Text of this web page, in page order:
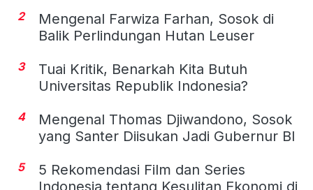
2
Mengenal Farwiza Farhan, Sosok di
Balik Perlindungan Hutan Leuser
3
Tuai Kritik, Benarkah Kita Butuh
Universitas Republik Indonesia?
4
Mengenal Thomas Djiwandono, Sosok
yang Santer Diisukan Jadi Gubernur BI
5
5 Rekomendasi Film dan Series
Indonesia tentang Kesulitan Ekonomi di